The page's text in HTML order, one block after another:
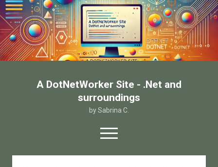
A DotNetWorker Site - .Net and
surroundings
by Sabrina C.
open
menu
twitterfacebook
email-form